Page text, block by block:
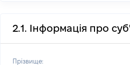
2.1. Інформація про
Прізвище: